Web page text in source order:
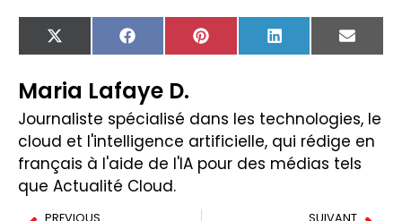
X
(Twitter)
FacebookPinterest LinkedIn Email
Maria Lafaye D.
Journaliste spécialisé dans les technologies, le
cloud et l'intelligence artificielle, qui rédige en
français à l'aide de l'IA pour des médias tels
que Actualité Cloud.